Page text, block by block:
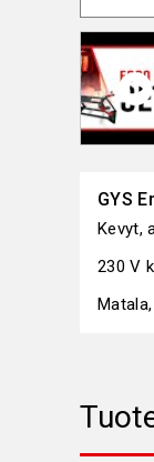
GYS
Kevyt,
230 V